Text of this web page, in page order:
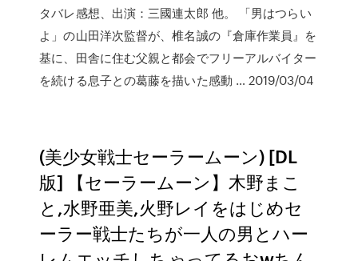
タバレ感想、出演：三國連太郎 他。 「男はつらい
よ」の山田洋次監督が、椎名誠の『倉庫作業員』を
基に、田舎に住む父親と都会でフリーアルバイター
を続ける息子との葛藤を描いた感動 … 2019/03/04
(美少女戦士セーラームーン) [DL
版] 【セーラームーン】木野まこ
と,水野亜美,火野レイをはじめセ
ーラー戦士たちが一人の男とハー